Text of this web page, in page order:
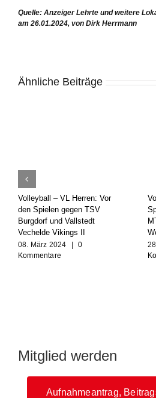
Quelle: Anzeiger Lehrte und weitere
am 26.01.2024, von Dirk Herrmann
Ähnliche Beiträge
Volleyball – VL Herren: Vor
den Spielen gegen TSV
Burgdorf und Vallstedt
Vechelde Vikings II
08. März 2024 |
0
Kommentare
Mitglied werden
Aufnahmeantrag,